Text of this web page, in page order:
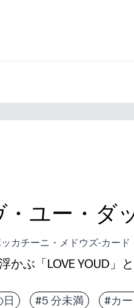
・ユー・ダ
カチーニ・メドウズ-カード
かぶ「LOVE YOUD」
#5 分未満 #カ